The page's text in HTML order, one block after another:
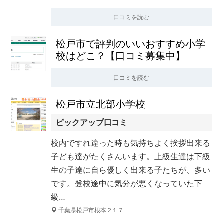
口コミを読む
松戸市で評判のいいおすすめ小学
校はどこ？【口コミ募集中】
口コミを読む
松戸市立北部小学校
ピックアップ口コミ
校内ですれ違った時も気持ちよく挨拶出来る
子ども達がたくさんいます。上級生達は下級
生の子達に自ら優しく出来る子たちが、多い
です。登校途中に気分が悪くなっていた下
級…
千葉県松戸市根本２１７